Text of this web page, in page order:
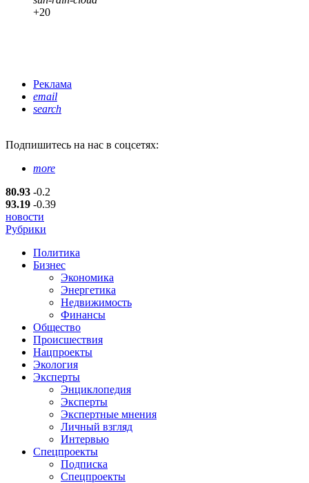
+20
Реклама
email
search
Подпишитесь на нас в соцсетях:
more
80.93 -0.2
93.19 -0.39
новости
Рубрики
Политика
Бизнес
Экономика
Энергетика
Недвижимость
Финансы
Общество
Происшествия
Нацпроекты
Экология
Эксперты
Энциклопедия
Эксперты
Экспертные мнения
Личный взгляд
Интервью
Спецпроекты
Подписка
Спецпроекты